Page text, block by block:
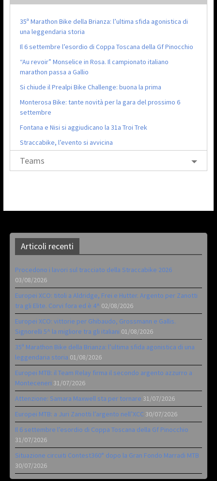
35ª Marathon Bike della Brianza: l’ultima sfida agonistica di
una leggendaria storia
Il 6 settembre l’esordio di Coppa Toscana della Gf Pinocchio
“Au revoir” Monselice in Rosa. Il campionato italiano
marathon passa a Gallio
Si chiude il Prealpi Bike Challenge: buona la prima
Monterosa Bike: tante novità per la gara del prossimo 6
settembre
Fontana e Nisi si aggiudicano la 31a Troi Trek
Straccabike, l’evento si avvicina
Teams
Articoli recenti
Procedono i lavori sul tracciato della Straccabike 2026
03/08/2026
Europei XCO: titoli a Aldridge, Frei e Hutter. Argento per Zanotti
tra gli Elite. Corvi fora ed è 4^ 02/08/2026
Europei XCO: vittorie per Ghibaudo, Grossmann e Gallis.
Signorelli 5^ la migliore tra gli italiani 01/08/2026
35ª Marathon Bike della Brianza: l’ultima sfida agonistica di una
leggendaria storia 01/08/2026
Europei MTB: il Team Relay firma il secondo argento azzurro a
Monteceneri 31/07/2026
Attenzione: Samara Maxwell sta per tornare 31/07/2026
Europei MTB: a Juri Zanotti l’argento nell’XCC 30/07/2026
Il 6 settembre l’esordio di Coppa Toscana della Gf Pinocchio
31/07/2026
Situazione circuiti Contest360° dopo la Gran Fondo Marradi MTB
30/07/2026